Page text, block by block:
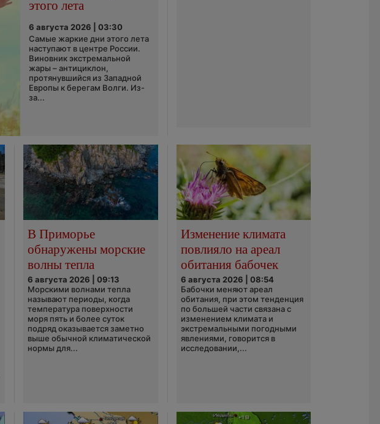
этого лета
6 августа 2026 | 03:30
Самые жаркие дни этого лета
наступают в центре России.
Виновник экстремальной
жары – антициклон,
протянувшийся из Западной
Европы к берегам Волги. Из-
за...
В Приморье
обнаружены морские
волны тепла
6 августа 2026 | 09:13
Морскими волнами тепла
называют периоды, когда
температура поверхности
моря пять и более суток
подряд оказывается заметно
выше обычной климатической
нормы для...
Изменение климата
повлияло на ареал
обитания бабочек
6 августа 2026 | 08:54
Бабочки меняют ареал
обитания, при этом тенденция
по большей части связана с
изменением климата и
экстремальными погодными
явлениями, говорится в
исследовании,...